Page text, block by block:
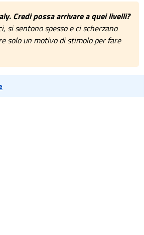
Credi possa arrivare a quei livelli?
si sentono spesso e ci scherzano
solo un motivo di stimolo per fare